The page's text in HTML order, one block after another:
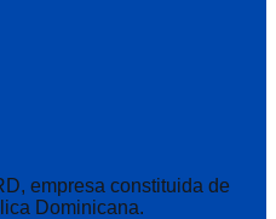
empresa constituida de
Dominicana.